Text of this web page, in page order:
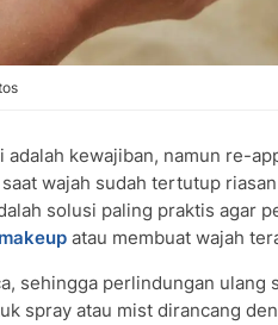
adalah kewajiban, namun re-
wajah sudah tertutup
solusi paling praktis agar
makeup atau membuat wajah
sehingga perlindungan ulang
spray atau mist dirancang